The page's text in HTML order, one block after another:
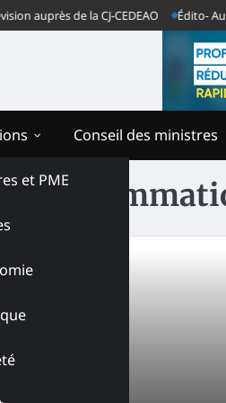
auprès de la CJ-CEDEAO Édito- Au
et PME
Conseil des ministres